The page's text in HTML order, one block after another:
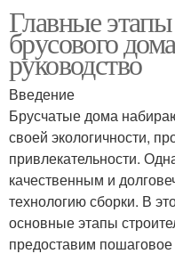
Главные
брусового
руководство
Введение
Брусчатые дома
своей экологичности,
привлекательности.
качественным и
технологию сборки. В
основные этапы
предоставим пошаговое